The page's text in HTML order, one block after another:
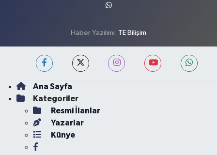
Haber Yazılımı: TE Bilişim
Ana Sayfa
Kategoriler
Resmi İlanlar
Yazarlar
Künye